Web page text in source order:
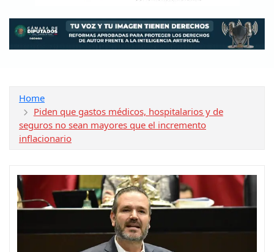
Home
Piden que gastos médicos, hospitalarios y de
seguros no sean mayores que el incremento
inflacionario